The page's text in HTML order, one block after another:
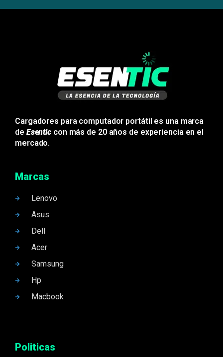
Cargadores para computador portátil es una marca
de Esentic con más de 20 años de experiencia en el
mercado.
Marcas
Lenovo
Asus
Dell
Acer
Samsung
Hp
Macbook
Politicas